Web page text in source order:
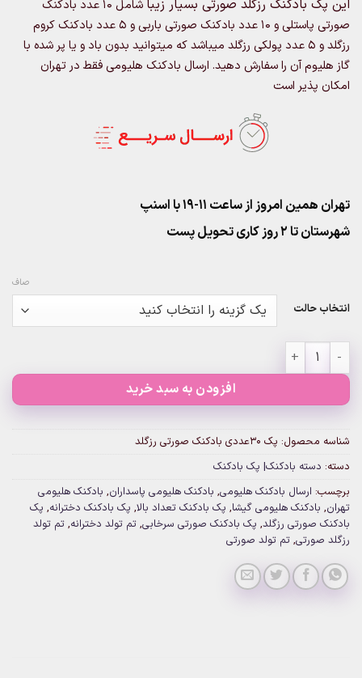
۶,۳۰۰,۰۰۰تومان
این پک بادکنک رزگلد صورتی بسیار زیبا
شامل 10 عدد بادکنک
صورتی پاستلی و 10 عدد بادکنک صورتی باربی و 5 عدد بادکنک کروم
رزگلد و 5 عدد پولکی رز
گلد میباشد که میتوانید بدون باد و یا پر شده با
گاز هلیوم آن را سفارش دهید. ارسال بادکنک هلیومی فقط در تهران
امکان پذیر است
تهران همین امروز از ساعت ۱۱-۱۹ با اسنپ
شهرستان تا 2 روز کاری تحویل پست
انتخاب حالت
صاف
افزودن به سبد خرید
شناسه محصول: پک 30عددی بادکنک صورتی رزگلد
دسته: دسته بادکنک| پک بادکنک
برچسب: ارسال بادکنک هلیومی, بادکنک هلیومی پاسداران, بادکنک هلیومی
تهران, بادکنک هلیومی گیشا, پک بادکنک تعداد بالا, پک بادکنک دخترانه, پک
بادکنک صورتی رزگلد, پک بادکنک صورتی سرخابی, تم تولد دخترانه, تم تولد
رزگلد صورتی, تم تولد صورتی